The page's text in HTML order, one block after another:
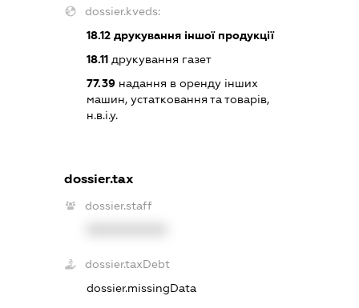
dossier.kveds:
18.12 друкування іншої продукції
18.11 друкування газет
77.39 надання в оренду інших
машин, устатковання та товарів,
н.в.і.у.
dossier.tax
dossier.staff
dossier.taxDebt
dossier.missingData